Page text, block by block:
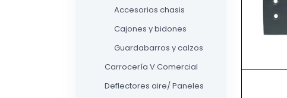
Accesorios chasis
Cajones y bidones
Guardabarros y calzos
Carrocería V.Comercial
Deflectores aire/ Paneles